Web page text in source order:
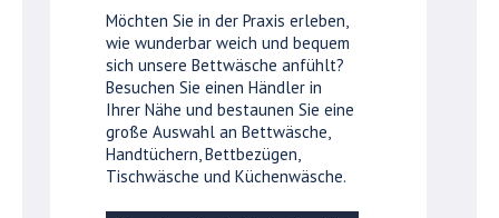
Möchten Sie in der Praxis erleben,
wie wunderbar weich und bequem
sich unsere Bettwäsche anfühlt?
Besuchen Sie einen Händler in
Ihrer Nähe und bestaunen Sie eine
große Auswahl an Bettwäsche,
Handtüchern, Bettbezügen,
Tischwäsche und Küchenwäsche.